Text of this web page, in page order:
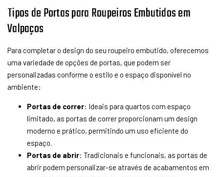
Tipos de Portas para Roupeiros Embutidos em
Valpaços
Para completar o design do seu roupeiro embutido, oferecemos
uma variedade de opções de portas, que podem ser
personalizadas conforme o estilo e o espaço disponível no
ambiente:
Portas de correr: Ideais para quartos com espaço
limitado, as portas de correr proporcionam um design
moderno e prático, permitindo um uso eficiente do
espaço.
Portas de abrir: Tradicionais e funcionais, as portas de
abrir podem personalizar-se através de acabamentos em